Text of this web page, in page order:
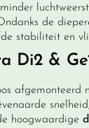
de
stabiliteit en
Di2 &
afgemonteerd
hoogwaardige